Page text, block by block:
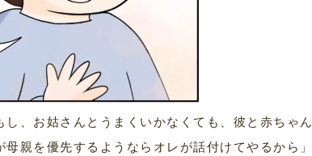
、お姑さんとうまくいかなくても、彼と赤ちゃん
親を優先するようならオレが話付けてやるから」